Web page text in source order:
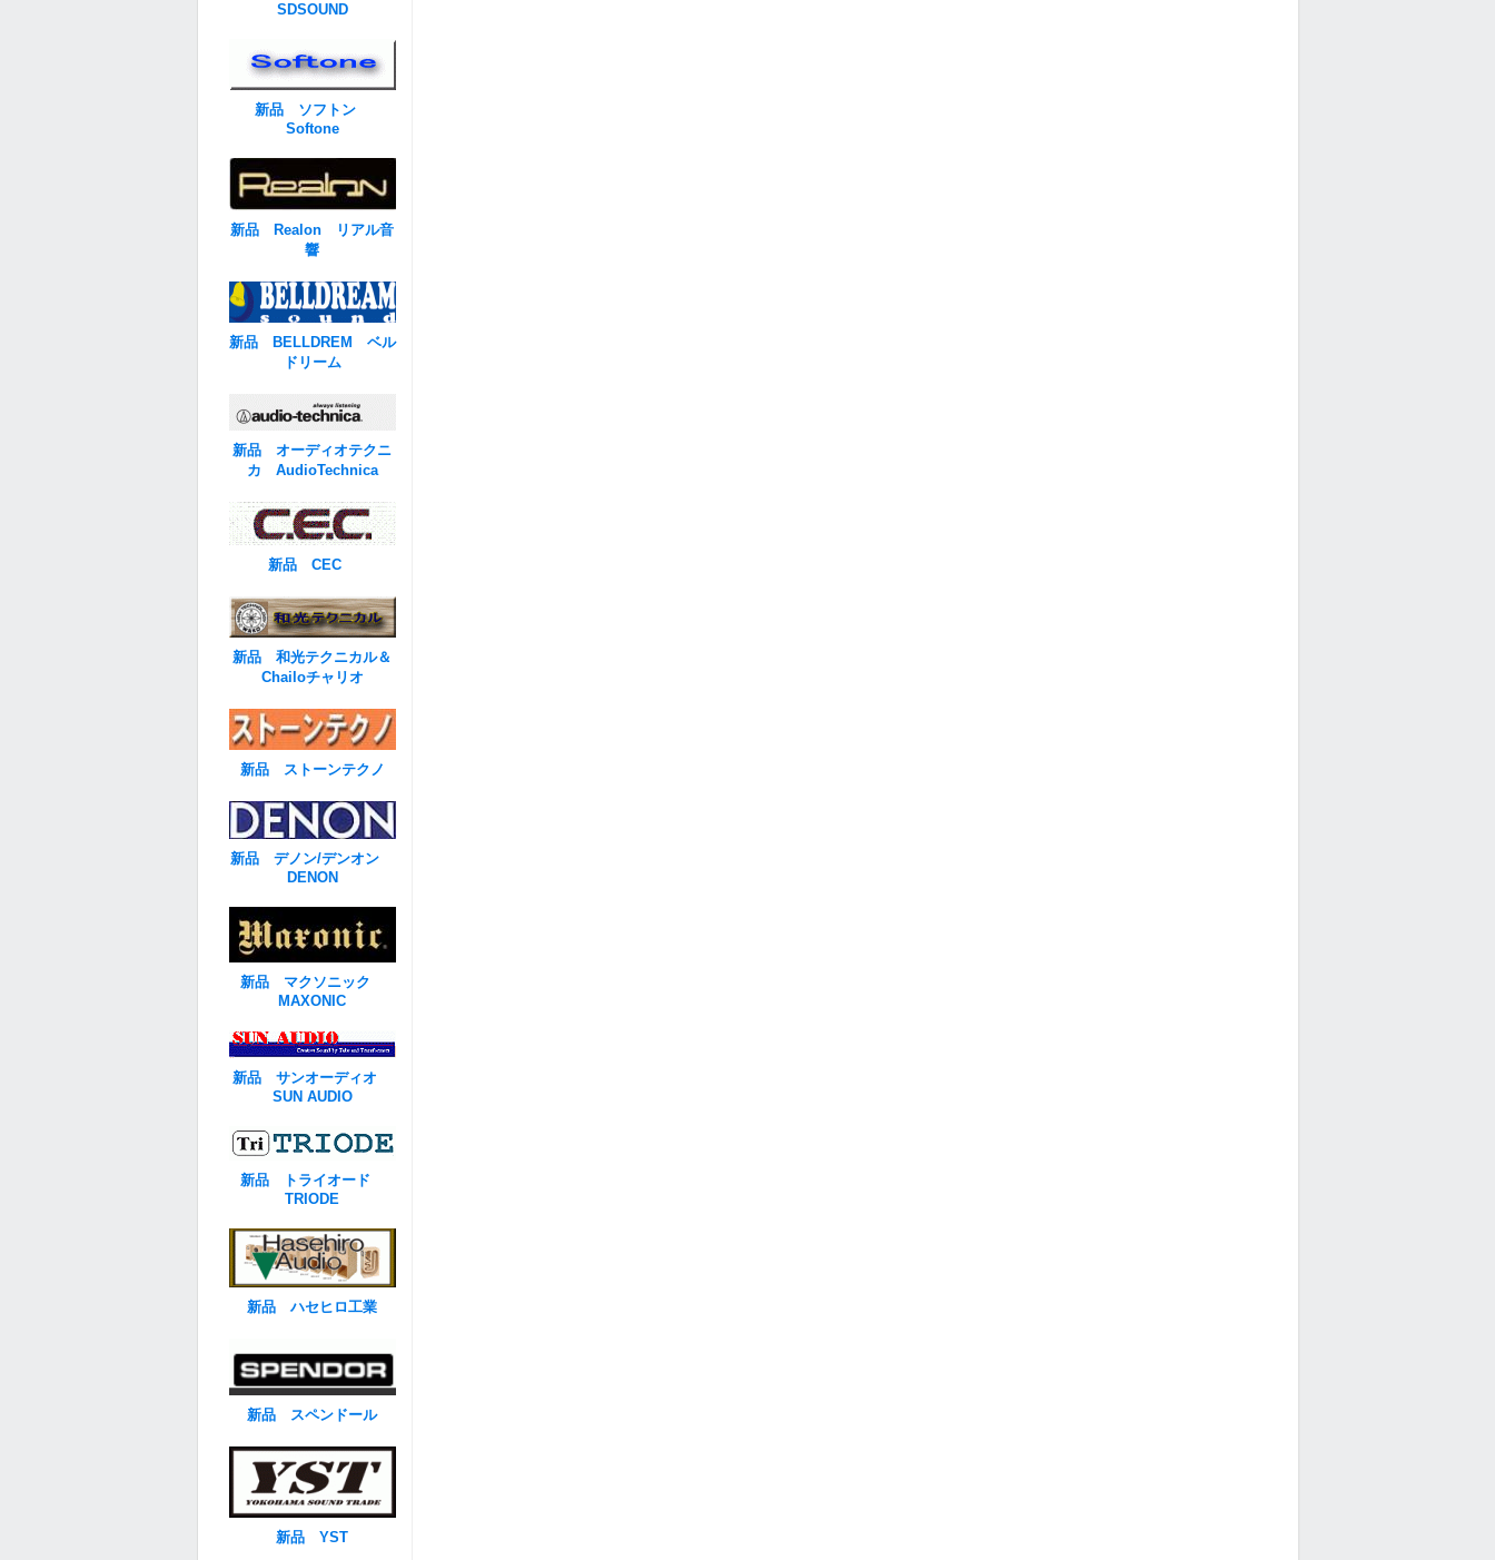
SDSOUND
新品 ソフトン
Softone
新品 Realon リアル音
響
新品 BELLDREM ベル
ドリーム
新品 オーディオテクニ
カ AudioTechnica
新品 CEC
新品 和光テクニカル＆
Chailoチャリオ
新品 ストーンテクノ
新品 デノン/デンオン
DENON
新品 マクソニック
MAXONIC
新品 サンオーディオ
SUN AUDIO
新品 トライオード
TRIODE
新品 ハセヒロ工業
新品 スペンドール
新品 YST